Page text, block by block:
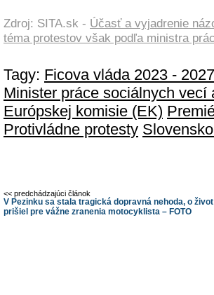
Zdroj: SITA.sk - Účasť a vyjadrenie
téma protestov však podľa ministra
Tagy: Ficova vláda 2023 -
Minister práce sociálnych vecí
Európskej komisie (EK)
Protivládne protesty
<< predchádzajúci článok
V Pezinku sa stala tragická dopravná nehoda, o život
prišiel pre vážne zranenia motocyklista – FOTO